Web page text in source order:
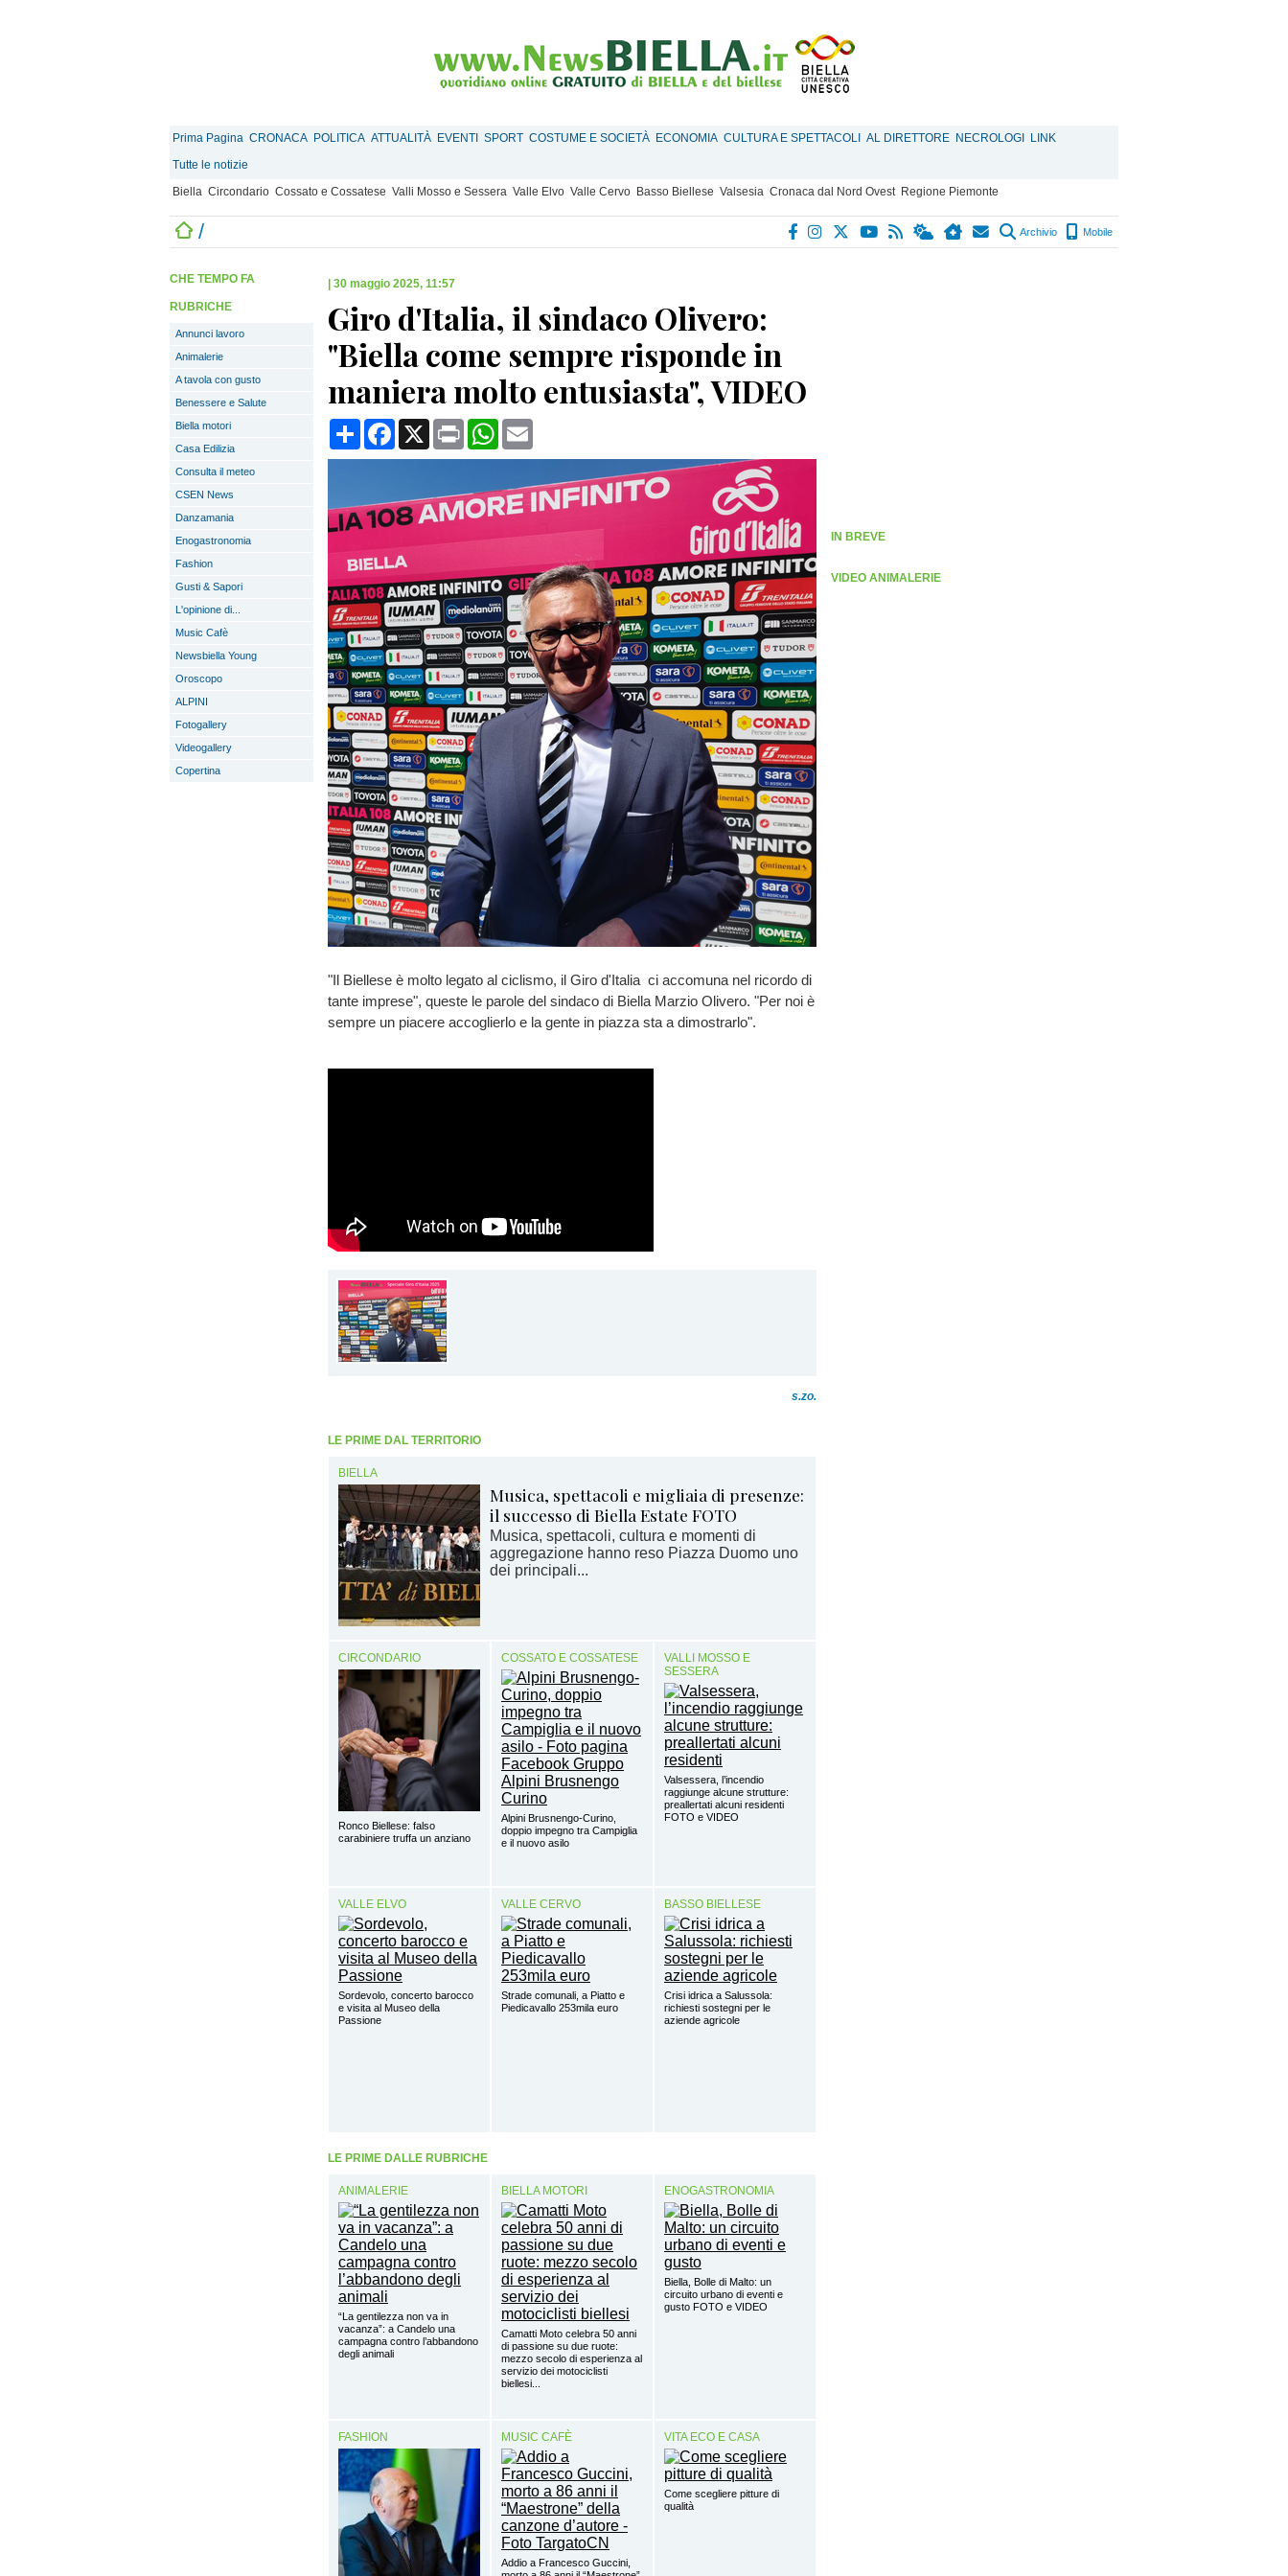
Prima Pagina CRONACA POLITICA ATTUALITÀ EVENTI SPORT COSTUME E SOCIETÀ ECONOMIA CULTURA E SPETTACOLI AL DIRETTORE NECROLOGI
LINK
Tutte le notizie
Biella Circondario Cossato e Cossatese Valli Mosso e Sessera Valle Elvo Valle Cervo Basso Biellese Valsesia Cronaca dal Nord Ovest Regione Piemonte
/ Archivio Mobile
IN BREVE
VIDEO ANIMALERIE
CHE TEMPO FA
RUBRICHE
Annunci lavoro
Animalerie
A tavola con gusto
Benessere e Salute
Biella motori
Casa Edilizia
Consulta il meteo
CSEN News
Danzamania
Enogastronomia
Fashion
Gusti & Sapori
L'opinione di...
Music Cafè
Newsbiella Young
Oroscopo
ALPINI
Fotogallery
Videogallery
Copertina
30 maggio 2025, 11:57
Giro d'Italia, il sindaco Olivero:
"Biella come sempre risponde in
maniera molto entusiasta", VIDEO
CondividiFacebook
X Print WhatsApp
"Il Biellese è molto legato al ciclismo, il Giro d'Italia ci accomuna nel ricordo di
tante imprese", queste le parole del sindaco di Biella Marzio Olivero. "Per noi è
sempre un piacere accoglierlo e la gente in piazza sta a dimostrarlo".
s.zo.
LE PRIME DAL TERRITORIO
BIELLA
Musica, spettacoli e migliaia di presenze:
il successo di Biella Estate FOTO
Musica, spettacoli, cultura e momenti di
aggregazione hanno reso Piazza Duomo uno
dei principali...
CIRCONDARIO
Ronco Biellese: falso
carabiniere truffa un anziano
COSSATO E COSSATESE
Alpini Brusnengo-Curino,
doppio impegno tra Campiglia
e il nuovo asilo
VALLI MOSSO E
SESSERA
Valsessera, l’incendio
raggiunge alcune strutture:
preallertati alcuni residenti
FOTO e VIDEO
VALLE ELVO
Sordevolo, concerto barocco
e visita al Museo della
Passione
VALLE CERVO
Strade comunali, a Piatto e
Piedicavallo 253mila euro
BASSO BIELLESE
Crisi idrica a Salussola:
richiesti sostegni per le
aziende agricole
LE PRIME DALLE RUBRICHE
ANIMALERIE
“La gentilezza non va in
vacanza”: a Candelo una
campagna contro l’abbandono
degli animali
BIELLA MOTORI
Camatti Moto celebra 50 anni
di passione su due ruote:
mezzo secolo di esperienza al
servizio dei motociclisti
biellesi...
ENOGASTRONOMIA
Biella, Bolle di Malto: un
circuito urbano di eventi e
gusto FOTO e VIDEO
FASHION MUSIC CAFÈ
Addio a Francesco Guccini,
VITA ECO E CASA
Come scegliere pitture di
qualità